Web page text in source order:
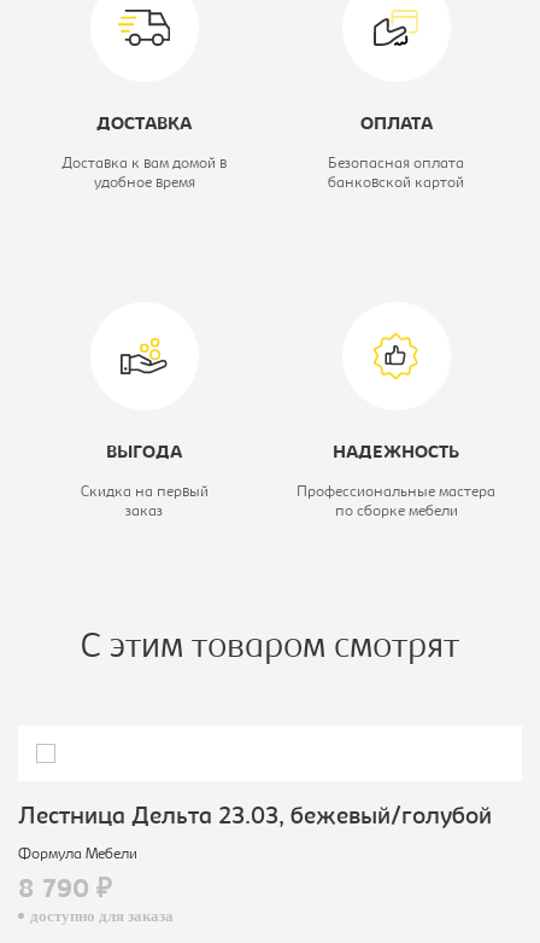
Коллекция: Дельта
870
ДОСТАВКА
Доставка к вам домой в
удобное время
ОПЛАТА
Безопасная оплата
банковской картой
ВЫГОДА
Скидка на первый
заказ
НАДЕЖНОСТЬ
Профессиональные мастера
по сборке мебели
С этим товаром смотрят
Лестница Дельта 23.03, бежевый/голубой
Формула Мебели
8 790 ₽
доступно для заказа